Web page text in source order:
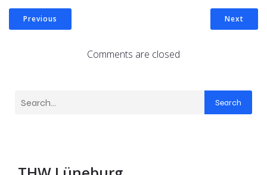
Previous Next
Comments are closed
Search